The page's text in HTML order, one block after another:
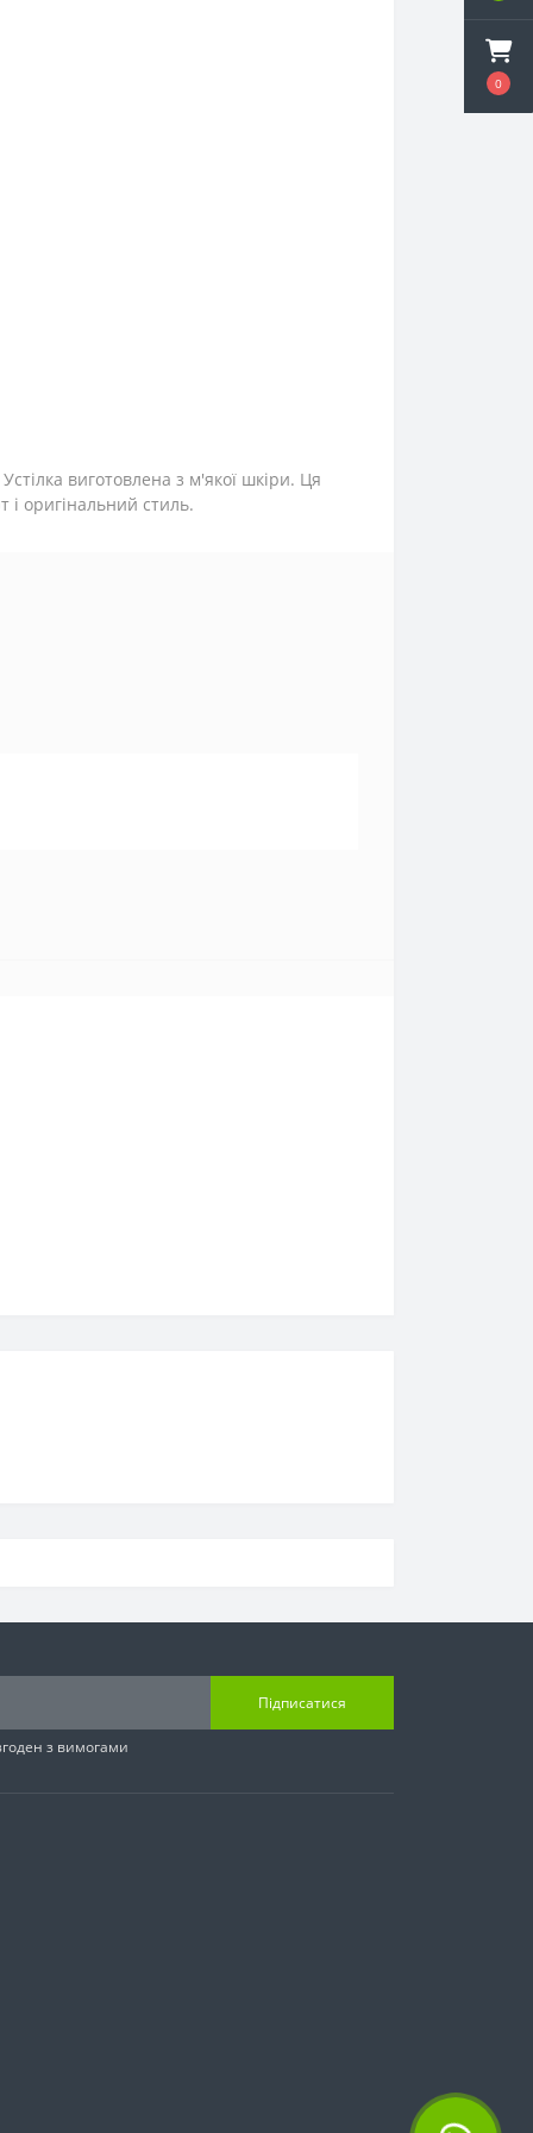
0
виготовлена з м'якої шкіри. Ця
і оригінальний стиль.
Підписатися
з вимогами